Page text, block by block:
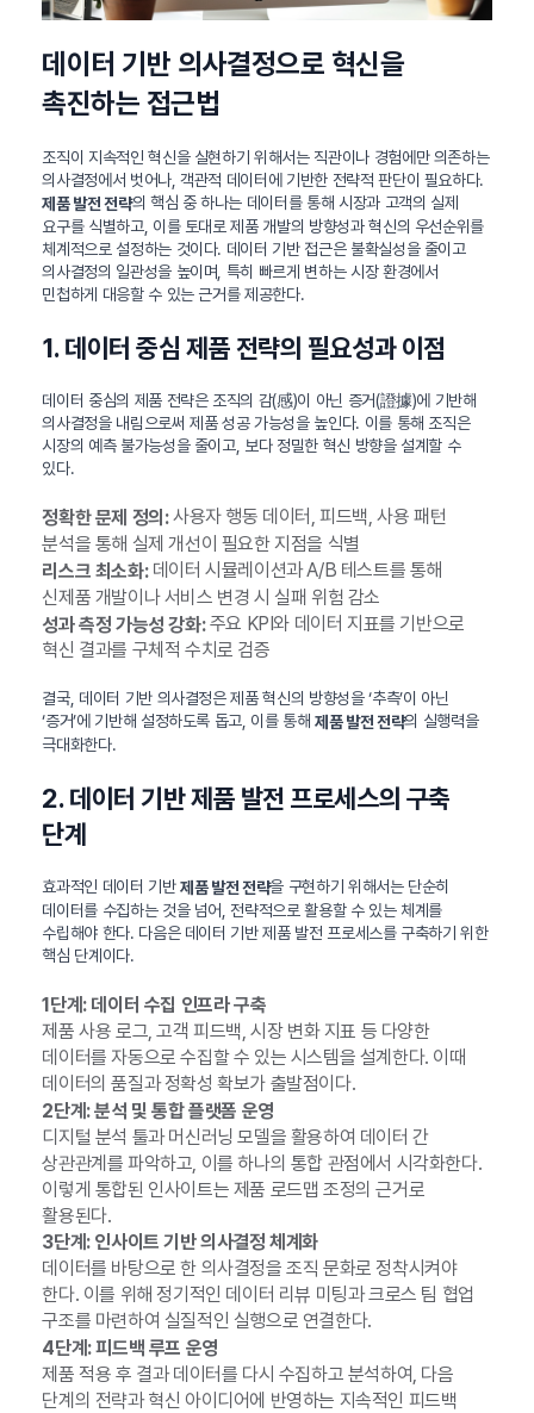
데이터 기반 의사결정으로 혁신을
촉진하는 접근법
조직이 지속적인 혁신을 실현하기 위해서는 직관이나 경험에만 의존하는
의사결정에서 벗어나, 객관적 데이터에 기반한 전략적 판단이 필요하다.
제품 발전 전략의 핵심 중 하나는 데이터를 통해 시장과 고객의 실제
요구를 식별하고, 이를 토대로 제품 개발의 방향성과 혁신의 우선순위를
체계적으로 설정하는 것이다. 데이터 기반 접근은 불확실성을 줄이고
의사결정의 일관성을 높이며, 특히 빠르게 변하는 시장 환경에서
민첩하게 대응할 수 있는 근거를 제공한다.
1. 데이터 중심 제품 전략의 필요성과 이점
데이터 중심의 제품 전략은 조직의 감(感)이 아닌 증거(證據)에 기반해
의사결정을 내림으로써 제품 성공 가능성을 높인다. 이를 통해 조직은
시장의 예측 불가능성을 줄이고, 보다 정밀한 혁신 방향을 설계할 수
있다.
정확한 문제 정의:사용자 행동 데이터, 피드백, 사용 패턴
분석을 통해 실제 개선이 필요한 지점을 식별
리스크 최소화:데이터 시뮬레이션과 A/B 테스트를 통해
신제품 개발이나 서비스 변경 시 실패 위험 감소
성과 측정 가능성 강화:주요 KPI와 데이터 지표를 기반으로
혁신 결과를 구체적 수치로 검증
결국, 데이터 기반 의사결정은 제품 혁신의 방향성을 ‘추측’이 아닌
‘증거’에 기반해 설정하도록 돕고, 이를 통해제품 발전 전략의 실행력을
극대화한다.
2. 데이터 기반 제품 발전 프로세스의 구축
단계
효과적인 데이터 기반제품 발전 전략을 구현하기 위해서는 단순히
데이터를 수집하는 것을 넘어, 전략적으로 활용할 수 있는 체계를
수립해야 한다. 다음은 데이터 기반 제품 발전 프로세스를 구축하기 위한
핵심 단계이다.
1단계: 데이터 수집 인프라 구축
제품 사용 로그, 고객 피드백, 시장 변화 지표 등 다양한
데이터를 자동으로 수집할 수 있는 시스템을 설계한다. 이때
데이터의 품질과 정확성 확보가 출발점이다.
2단계: 분석 및 통합 플랫폼 운영
디지털 분석 툴과 머신러닝 모델을 활용하여 데이터 간
상관관계를 파악하고, 이를 하나의 통합 관점에서 시각화한다.
이렇게 통합된 인사이트는 제품 로드맵 조정의 근거로
활용된다.
3단계: 인사이트 기반 의사결정 체계화
데이터를 바탕으로 한 의사결정을 조직 문화로 정착시켜야
한다. 이를 위해 정기적인 데이터 리뷰 미팅과 크로스 팀 협업
구조를 마련하여 실질적인 실행으로 연결한다.
4단계: 피드백 루프 운영
제품 적용 후 결과 데이터를 다시 수집하고 분석하여, 다음
단계의 전략과 혁신 아이디어에 반영하는 지속적인 피드백